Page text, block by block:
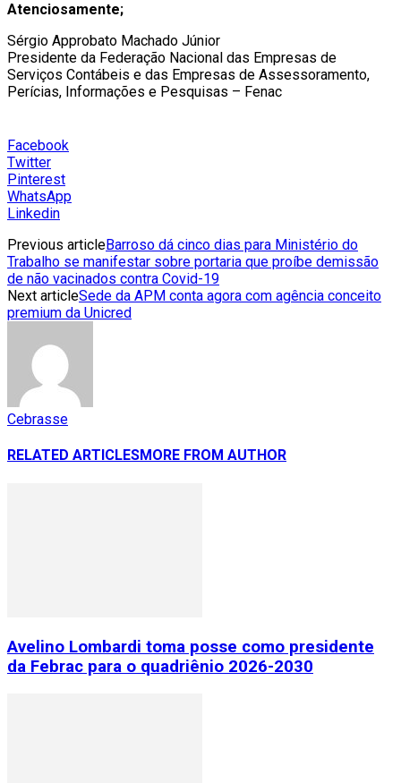
Atenciosamente;
Sérgio Approbato Machado Júnior
Presidente da Federação Nacional das Empresas de
Serviços Contábeis e das Empresas de Assessoramento,
Perícias, Informações e Pesquisas – Fenac
Facebook
Twitter
Pinterest
WhatsApp
Linkedin
Previous articleBarroso dá cinco dias para Ministério do
Trabalho se manifestar sobre portaria que proíbe demissão
de não vacinados contra Covid-19
Next articleSede da APM conta agora com agência conceito
premium da Unicred
Cebrasse
RELATED ARTICLESMORE FROM AUTHOR
Avelino Lombardi toma posse como presidente
da Febrac para o quadriênio 2026-2030